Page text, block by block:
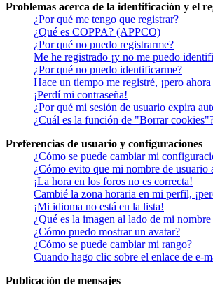
Problemas acerca de la identificación y el
¿Por qué me tengo que registrar?
¿Qué es COPPA? (APPCO)
¿Por qué no puedo registrarme?
Me he registrado ¡y no me puedo
¿Por qué no puedo identificarme?
Hace un tiempo me registré, ¡pero
¡Perdí mi contraseña!
¿Por qué mi sesión de usuario expira
¿Cuál es la función de "Borrar
Preferencias de usuario y configuraciones
¿Cómo se puede cambiar mi
¿Cómo evito que mi nombre de usuario
¡La hora en los foros no es correcta!
Cambié la zona horaria en mi perfil,
¡Mi idioma no está en la lista!
¿Qué es la imagen al lado de mi
¿Cómo puedo mostrar un avatar?
¿Cómo se puede cambiar mi rango?
Cuando hago clic sobre el enlace de e-
Publicación de mensajes